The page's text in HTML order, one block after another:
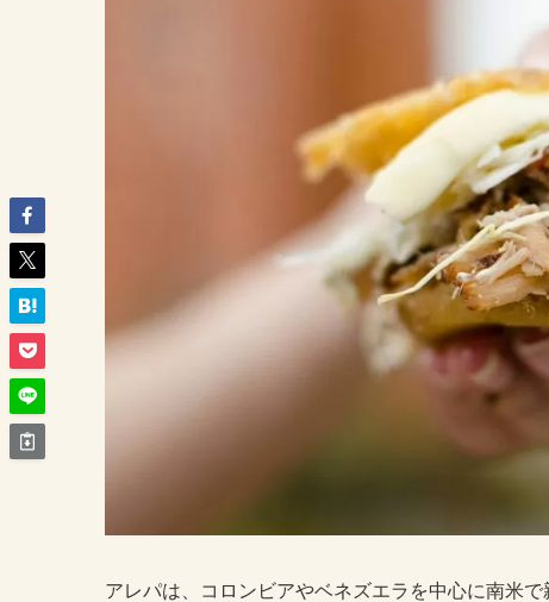
アレパは、コロンビアやベネズエラを中心に南米